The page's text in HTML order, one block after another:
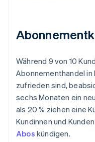
Während 9 von 10
Abonnementhandel
zufrieden sind,
sechs Monaten ein
als 20 % ziehen eine
Kundinnen und
Abos kündigen.